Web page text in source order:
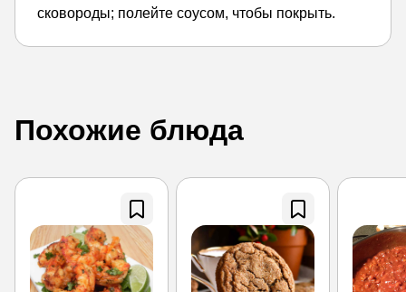
сковороды; полейте соусом, чтобы покрыть.
Похожие блюда